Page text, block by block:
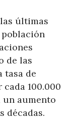
últimas
de las
tasa de
100.000
un aumento
décadas.